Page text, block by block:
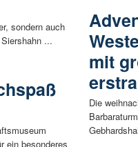
sondern auch
...
ein besonderes
mit
Die